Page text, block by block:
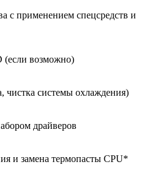
с применением спецсредств и
(если возможно)
чистка системы охлаждения)
драйверов
и замена термопасты CPU*